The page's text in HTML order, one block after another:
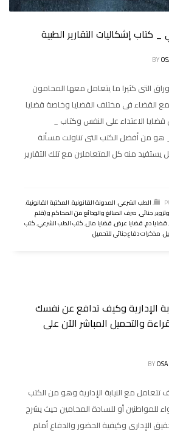
إشكاليات التقارير الطبية
BY
التى كثيرا ما يتعامل معها المحامون
القضاء فى مختلف القضايا وخاصة قضايا
الاعتداء على النفس وكتاب _
_ هو من أفضل الكتب التى تناولت مسألة
يستفيد منه كل المتعاملين مع تلك التقارير
,الطب الشرعي,المدونة القانونية,المكتبة القانونية,
,جنائى,صرف المبالغ والودائع من المحاكم و (قلم
,قضايا دم,قضايا عرض,قضايا مال,كتب الطب الشرعي,كتب
,مذكرات دفاع جنائي للتحميل
الإدارية وكيف تدافع عن نفسك
والتحميل المباشر الآن على
BY
مع النيابة الإدارية وهو من الكتب
للمواطنين أو للسادة المحامين حيث يشرح
الإدارى وكيفية الحضور والدفاع أمام